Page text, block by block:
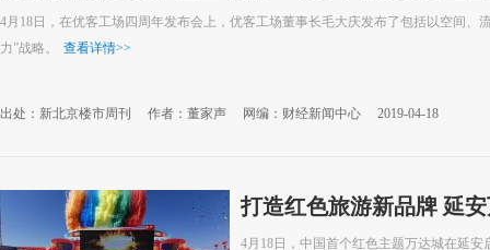
4月18日，在优客工场四周年发布会上，优客工场董事长毛大庆发布了包括以空间、
力”战略。
查看详情>>
出处：新北京楼市周刊 作者：董家声 网编：财经新闻中心 2019-04-18
打造红色旅游新品牌 延
4月18日，中国首个红色主题万达城在延安